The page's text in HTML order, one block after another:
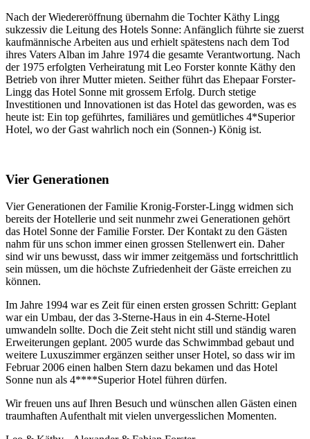
Nach der Wiedereröffnung übernahm die Tochter Käthy Lingg
sukzessiv die Leitung des Hotels Sonne: Anfänglich führte sie zuerst
kaufmännische Arbeiten aus und erhielt spätestens nach dem Tod
ihres Vaters Alban im Jahre 1974 die gesamte Verantwortung. Nach
der 1975 erfolgten Verheiratung mit Leo Forster konnte Käthy den
Betrieb von ihrer Mutter mieten. Seither führt das Ehepaar Forster-
Lingg das Hotel Sonne mit grossem Erfolg. Durch stetige
Investitionen und Innovationen ist das Hotel das geworden, was es
heute ist: Ein top geführtes, familiäres und gemütliches 4*Superior
Hotel, wo der Gast wahrlich noch ein (Sonnen-) König ist.
Vier Generationen
Vier Generationen der Familie Kronig-Forster-Lingg widmen sich
bereits der Hotellerie und seit nunmehr zwei Generationen gehört
das Hotel Sonne der Familie Forster. Der Kontakt zu den Gästen
nahm für uns schon immer einen grossen Stellenwert ein. Daher
sind wir uns bewusst, dass wir immer zeitgemäss und fortschrittlich
sein müssen, um die höchste Zufriedenheit der Gäste erreichen zu
können.
Im Jahre 1994 war es Zeit für einen ersten grossen Schritt: Geplant
war ein Umbau, der das 3-Sterne-Haus in ein 4-Sterne-Hotel
umwandeln sollte. Doch die Zeit steht nicht still und ständig waren
Erweiterungen geplant. 2005 wurde das Schwimmbad gebaut und
weitere Luxuszimmer ergänzen seither unser Hotel, so dass wir im
Februar 2006 einen halben Stern dazu bekamen und das Hotel
Sonne nun als 4****Superior Hotel führen dürfen.
Wir freuen uns auf Ihren Besuch und wünschen allen Gästen einen
traumhaften Aufenthalt mit vielen unvergesslichen Momenten.